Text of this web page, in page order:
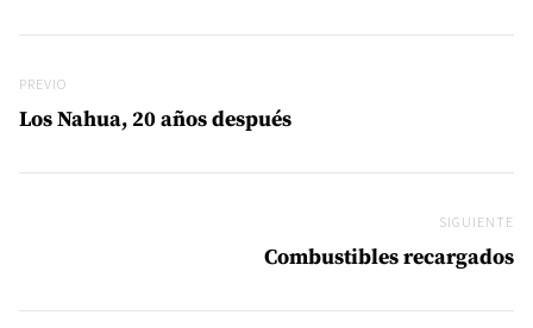
Previo
PREVIO
Los Nahua, 20 años después
SIGUIENTE
Combustibles recargados